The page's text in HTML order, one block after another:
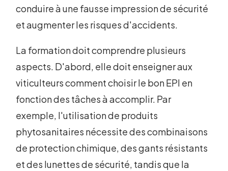
conduire à une fausse impression de sécurité
et augmenter les risques d'accidents.
La formation doit comprendre plusieurs
aspects. D'abord, elle doit enseigner aux
viticulteurs comment choisir le bon EPI en
fonction des tâches à accomplir. Par
exemple, l'utilisation de produits
phytosanitaires nécessite des combinaisons
de protection chimique, des gants résistants
et des lunettes de sécurité, tandis que la